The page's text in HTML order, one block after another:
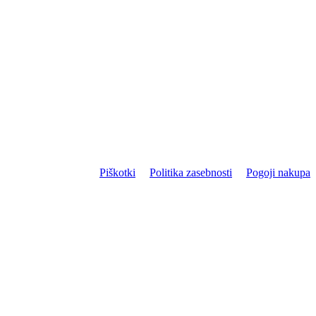
Piškotki
Politika zasebnosti Pogoji nakupa